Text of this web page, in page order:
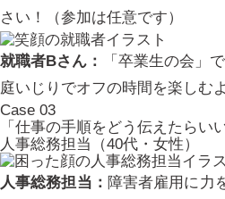
さい！（参加は任意です）
就職者Bさん：
「卒業生の会」
庭いじりでオフの時間を楽しむ
Case 03
「仕事の手順をどう伝えたらい
人事総務担当（40代・女性）
人事総務担当： 障害者雇用に力